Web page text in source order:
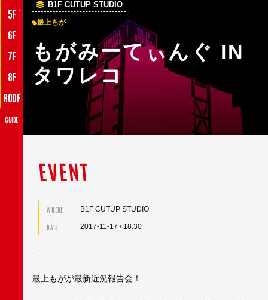
5F
♪
6F
7F
8F
ROOF♪
GUIDE
B1F CUTUP STUDIO
最上もが
もがみーてぃんぐ IN
タワレコ
EVENT
WHERE B1F CUTUP STUDIO
DATE 2017-11-17 / 18:30
最上もがが最新近況報告会！